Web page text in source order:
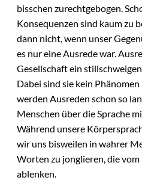
bisschen zurechtgebogen.
Konsequenzen sind kaum zu
dann nicht, wenn unser
es nur eine Ausrede war.
Gesellschaft ein
Dabei sind sie kein
werden Ausreden schon so
Menschen über die Sprache
Während unsere
wir uns bisweilen in wahrer
Worten zu jonglieren, die
ablenken.